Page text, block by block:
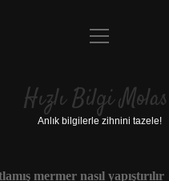
Anasayfa
Yasal Uyarı
menüyü
Hızlı Bilgi
Anlık bilgilerle zihnini tazele!
mermer nasıl yapıştırılır